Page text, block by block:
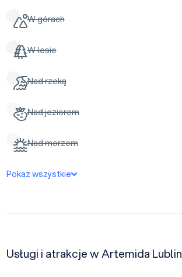
W górach
W lesie
Nad rzeką
Nad jeziorem
Nad morzem
Pokaż wszystkie
Usługi i atrakcje w Artemida Lublin